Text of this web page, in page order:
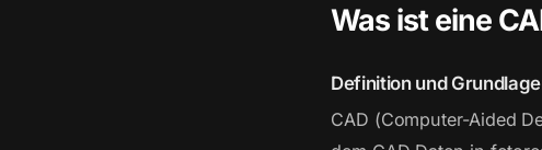
Was ist eine
Definition und
CAD (Computer-Aided